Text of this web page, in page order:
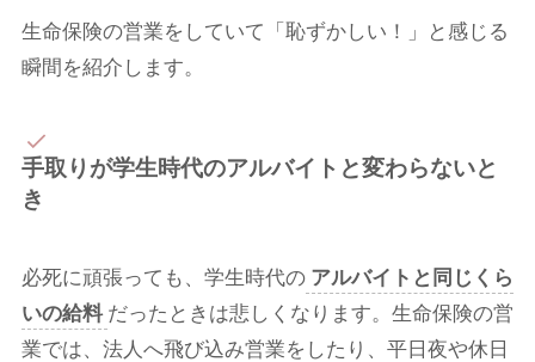
生命保険の営業をしていて「恥ずかしい！」と感じる
瞬間を紹介します。
手取りが学生時代のアルバイトと変わらないと
き
必死に頑張っても、学生時代の アルバイトと同じくら
いの給料 だったときは悲しくなります。生命保険の営
業では、法人へ飛び込み営業をしたり、平日夜や休日